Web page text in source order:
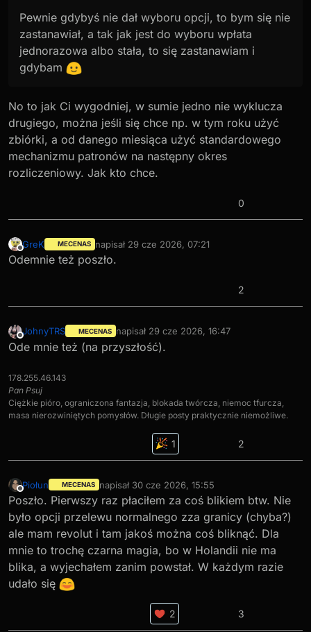
Pewnie gdybyś nie dał wyboru opcji, to bym się nie
zastanawiał, a tak jak jest do wyboru wpłata
jednorazowa albo stała, to się zastanawiam i
gdybam
No to jak Ci wygodniej, w sumie jedno nie wyklucza
drugiego, można jeśli się chce np. w tym roku użyć
zbiórki, a od danego miesiąca użyć standardowego
mechanizmu patronów na następny okres
rozliczeniowy. Jak kto chce.
0
Niedostępny
GreK MECENAS napisał 29 cze 2026, 07:21
ostatnio edytowany przez
Odemnie też poszło.
2
Niedostępny
JohnyTRS MECENAS napisał 29 cze 2026, 16:47
ostatnio edytowany przez
Ode mnie też (na przyszłość).
178.255.46.143
Pan Psuj
Ciężkie pióro, ograniczona fantazja, blokada twórcza, niemoc tfurcza,
masa nierozwiniętych pomysłów. Długie posty praktycznie niemożliwe.
2
Niedostępny
Piołun MECENAS napisał 30 cze 2026, 15:55
ostatnio edytowany przez
Poszło. Pierwszy raz płaciłem za coś blikiem btw. Nie
było opcji przelewu normalnego zza granicy (chyba?)
ale mam revolut i tam jakoś można coś bliknąć. Dla
mnie to trochę czarna magia, bo w Holandii nie ma
blika, a wyjechałem zanim powstał. W każdym razie
udało się
3